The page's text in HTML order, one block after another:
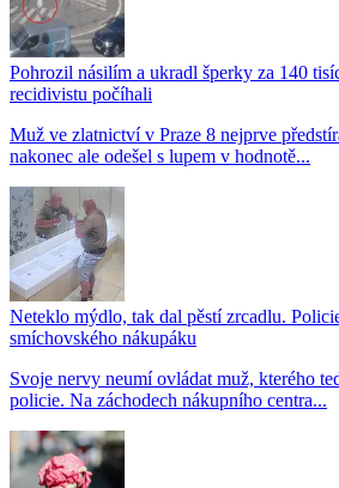
Pohrozil násilím a ukradl šperky za 140
recidivistu počíhali
Muž ve zlatnictví v Praze 8 nejprve
nakonec ale odešel s lupem v hodnotě...
Neteklo mýdlo, tak dal pěstí zrcadlu.
smíchovského nákupáku
Svoje nervy neumí ovládat muž, kterého
policie. Na záchodech nákupního centra...